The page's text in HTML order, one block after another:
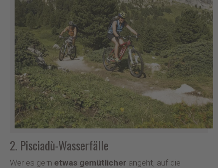
2. Pisciadù-Wasserfälle
Wer es gern etwas gemütlicher angeht, auf die